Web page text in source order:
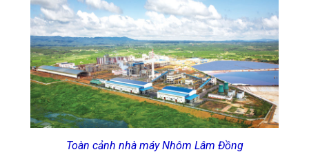
Toàn cảnh nhà máy Nhôm Lâm Đồng